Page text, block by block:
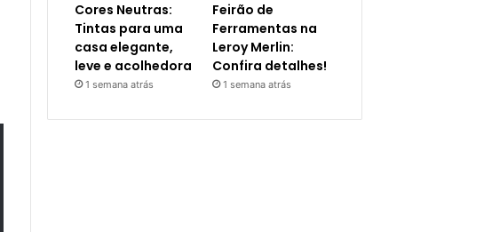
Cores Neutras:
Tintas para uma
casa elegante,
leve e acolhedora
1 semana atrás
Feirão de
Ferramentas na
Leroy Merlin:
Confira detalhes!
1 semana atrás